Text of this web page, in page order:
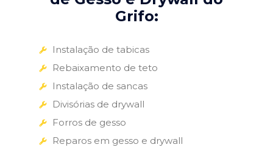
Grifo:
Instalação de tabicas
Rebaixamento de teto
Instalação de sancas
Divisórias de drywall
Forros de gesso
Reparos em gesso e drywall